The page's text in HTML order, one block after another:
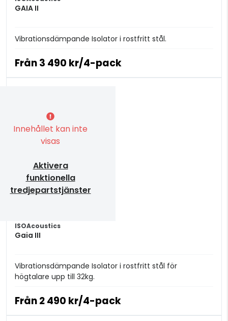
GAIA II
Vibrationsdämpande Isolator i rostfritt stål.
Från3 490 kr/4-pack
Innehållet kan inte
visas
Aktivera
funktionella
tredjepartstjänster
ISOAcoustics
Gaia III
Vibrationsdämpande Isolator i rostfritt stål för
högtalare upp till 32kg.
Från2 490 kr/4-pack